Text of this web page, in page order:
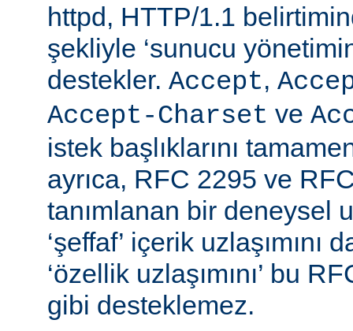
httpd, HTTP/1.1
şekliyle ‘sunucu
destekler. Accept,
Accept-Charset ve
istek başlıklarını
ayrıca, RFC 2295 ve
tanımlanan bir deneysel
‘şeffaf’ içerik uzlaşımını
‘özellik uzlaşımını’ bu
gibi desteklemez.